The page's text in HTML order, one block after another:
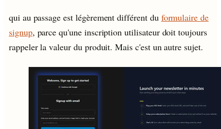
qui au passage est légèrement différent du formulaire de
signup, parce qu'une inscription utilisateur doit toujours
rappeler la valeur du produit. Mais c'est un autre sujet.